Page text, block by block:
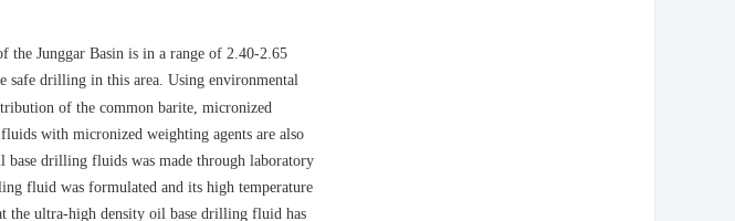
the Junggar Basin is in a range of 2.40-2.65
safe drilling in this area. Using environmental
of the common barite, micronized
with micronized weighting agents are also
drilling fluids was made through laboratory
fluid was formulated and its high temperature
the ultra-high density oil base drilling fluid has